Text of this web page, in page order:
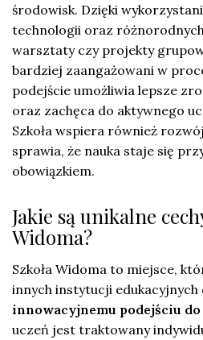
środowisk. Dzięki
technologii oraz
warsztaty czy projekty
bardziej zaangażowani w
podejście umożliwia lepsze
oraz zachęca do aktywnego
Szkoła wspiera również
sprawia, że nauka staje się
obowiązkiem.
Jakie są unikalne
Widoma?
Szkoła Widoma to miejsce,
innych instytucji edukacyjnych
innowacyjnemu podejściu
uczeń jest traktowany